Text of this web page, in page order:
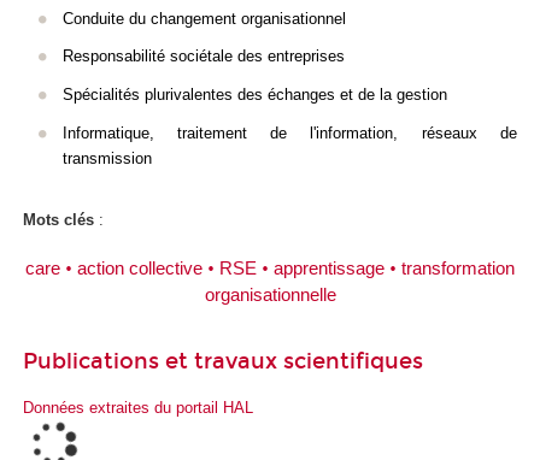
Conduite du changement organisationnel
Responsabilité sociétale des entreprises
Spécialités plurivalentes des échanges et de la gestion
Informatique, traitement de l'information, réseaux de
transmission
Mots clés :
care • action collective • RSE • apprentissage • transformation
organisationnelle
Publications et travaux scientifiques
Données extraites du portail HAL